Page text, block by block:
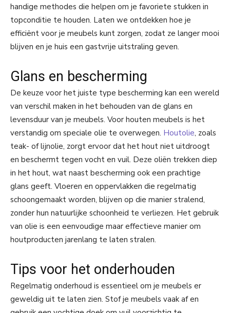
handige methodes die helpen om je favoriete stukken in
topconditie te houden. Laten we ontdekken hoe je
efficiënt voor je meubels kunt zorgen, zodat ze langer mooi
blijven en je huis een gastvrije uitstraling geven.
Glans en bescherming
De keuze voor het juiste type bescherming kan een wereld
van verschil maken in het behouden van de glans en
levensduur van je meubels. Voor houten meubels is het
verstandig om speciale olie te overwegen. Houtolie, zoals
teak- of lijnolie, zorgt ervoor dat het hout niet uitdroogt
en beschermt tegen vocht en vuil. Deze oliën trekken diep
in het hout, wat naast bescherming ook een prachtige
glans geeft. Vloeren en oppervlakken die regelmatig
schoongemaakt worden, blijven op die manier stralend,
zonder hun natuurlijke schoonheid te verliezen. Het gebruik
van olie is een eenvoudige maar effectieve manier om
houtproducten jarenlang te laten stralen.
Tips voor het onderhouden
Regelmatig onderhoud is essentieel om je meubels er
geweldig uit te laten zien. Stof je meubels vaak af en